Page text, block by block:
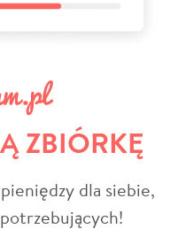
ZBIÓRKĘ
pieniędzy dla siebie,